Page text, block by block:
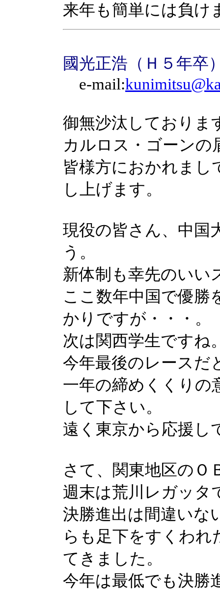
来年も簡単には負け
國光正浩（Ｈ５年卒
e-mail:
御無沙汰しておりま
カルロス・ゴーンの
皆様方におかれまし
し上げます。
現役の皆さん、中国
う。
新体制も幸先のいい
ここ数年中国で優勝
かりですが・・・。
次は関西学生ですね
今年最後のレースだ
一年の締めくくりの
して下さい。
遠く東京から応援し
さて、関東地区のＯ
週末は荒川レガッタ
決勝進出は間違いな
らも足下をすくわれ
てきました。
今年は最低でも決勝